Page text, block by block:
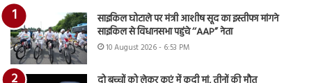
साइकिल घोटाले पर मंत्री आशीष सूद का इस्तीफा मांगने
साइकिल से विधानसभा पहुंचे ‘‘AAP” नेता
10 August 2026 - 6:53 PM